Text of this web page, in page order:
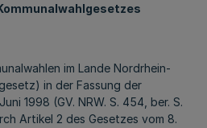
im Lande Nordrhein-
in der Fassung der
1998 (GV. NRW. S. 454, ber. S.
Artikel 2 des Gesetzes vom 8.